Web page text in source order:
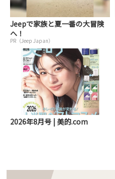
Jeepで家族と夏一番の大冒険
へ！
PR（Jeep Japan）
2026年8月号 | 美的.com